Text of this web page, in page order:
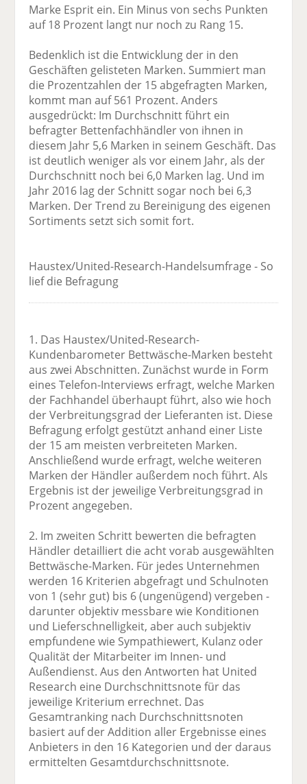
Marke Esprit ein. Ein Minus von sechs Punkten
auf 18 Prozent langt nur noch zu Rang 15.
Bedenklich ist die Entwicklung der in den
Geschäften gelisteten Marken. Summiert man
die Prozentzahlen der 15 abgefragten Marken,
kommt man auf 561 Prozent. Anders
ausgedrückt: Im Durchschnitt führt ein
befragter Bettenfachhändler von ihnen in
diesem Jahr 5,6 Marken in seinem Geschäft. Das
ist deutlich weniger als vor einem Jahr, als der
Durchschnitt noch bei 6,0 Marken lag. Und im
Jahr 2016 lag der Schnitt sogar noch bei 6,3
Marken. Der Trend zu Bereinigung des eigenen
Sortiments setzt sich somit fort.
Haustex/United-Research-Handelsumfrage - So
lief die Befragung
1. Das Haustex/United-Research-
Kundenbarometer Bettwäsche-Marken besteht
aus zwei Abschnitten. Zunächst wurde in Form
eines Telefon-Interviews erfragt, welche Marken
der Fachhandel überhaupt führt, also wie hoch
der Verbreitungsgrad der Lieferanten ist. Diese
Befragung erfolgt gestützt anhand einer Liste
der 15 am meisten verbreiteten Marken.
Anschließend wurde erfragt, welche weiteren
Marken der Händler außerdem noch führt. Als
Ergebnis ist der jeweilige Verbreitungsgrad in
Prozent angegeben.
2. Im zweiten Schritt bewerten die befragten
Händler detailliert die acht vorab ausgewählten
Bettwäsche-Marken. Für jedes Unternehmen
werden 16 Kriterien abgefragt und Schulnoten
von 1 (sehr gut) bis 6 (ungenügend) vergeben -
darunter objektiv messbare wie Konditionen
und Lieferschnelligkeit, aber auch subjektiv
empfundene wie Sympathiewert, Kulanz oder
Qualität der Mitarbeiter im Innen- und
Außendienst. Aus den Antworten hat United
Research eine Durchschnittsnote für das
jeweilige Kriterium errechnet. Das
Gesamtranking nach Durchschnittsnoten
basiert auf der Addition aller Ergebnisse eines
Anbieters in den 16 Kategorien und der daraus
ermittelten Gesamtdurchschnittsnote.